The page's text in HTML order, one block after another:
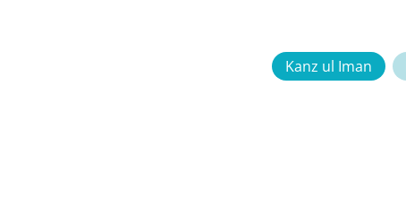
Kanz ul Iman